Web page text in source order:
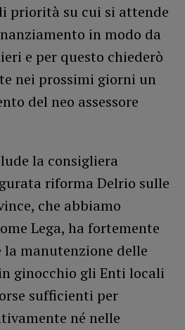
priorità su cui si attende
in modo da
e per questo chiederò
nei prossimi giorni un
del neo assessore
la consigliera
riforma Delrio sulle
che abbiamo
Lega, ha fortemente
manutenzione delle
ginocchio gli Enti locali
sufficienti per
né nelle